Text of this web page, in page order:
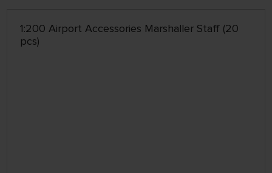
64 NA STRÁNCE
1:200 Airport Accessories Marshaller Staff (20
pcs)